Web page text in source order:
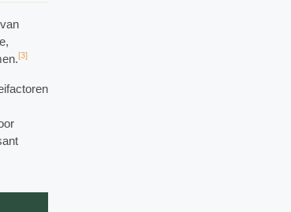
[3]